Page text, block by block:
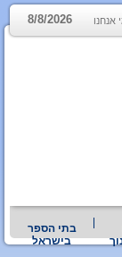
אנחנו 8/8/2026
בתי הספר
בישראל